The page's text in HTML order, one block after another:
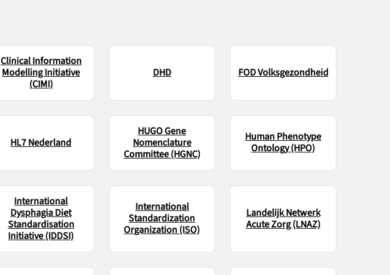
Clinical Information
Modelling Initiative
(CIMI)
DHD FOD Volksgezondheid
HL7 Nederland
HUGO Gene
Nomenclature
Committee (HGNC)
Human Phenotype
Ontology (HPO)
International
Dysphagia Diet
Standardisation
Initiative (IDDSI)
International
Standardization
Organization (ISO)
Landelijk Netwerk
Acute Zorg (LNAZ)